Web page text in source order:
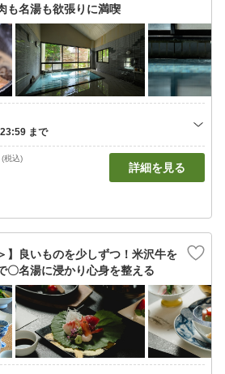
も名湯も欲張りに満喫
税込)
詳細を見る
】良いものを少しずつ！米沢牛を
〇名湯に浸かり心身を整える